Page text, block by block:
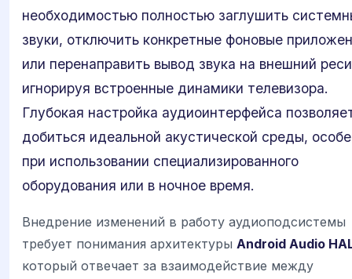
необходимостью полностью заглушить
звуки, отключить конкретные фоновые
или перенаправить вывод звука на внешний
игнорируя встроенные динамики телевизора.
Глубокая настройка аудиоинтерфейса
добиться идеальной акустической среды,
при использовании специализированного
оборудования или в ночное время.
Внедрение изменений в работу аудиоподсистемы
требует понимания архитектуры Android Audio
который отвечает за взаимодействие между